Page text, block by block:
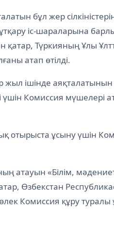
бұл жер
іс-шараларына
қатар, Түркияның Ұлы
атап өтілді.
ішінде
үшін Комиссия мүшелері
отырыста ұсыну үшін
атауын «Білім,
Өзбекстан
Комиссия құру туралы